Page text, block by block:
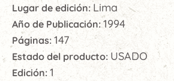
Lugar de edición: Lima
Año de Publicación:1994
Páginas: 147
Estado del producto: USADO
Edición: 1